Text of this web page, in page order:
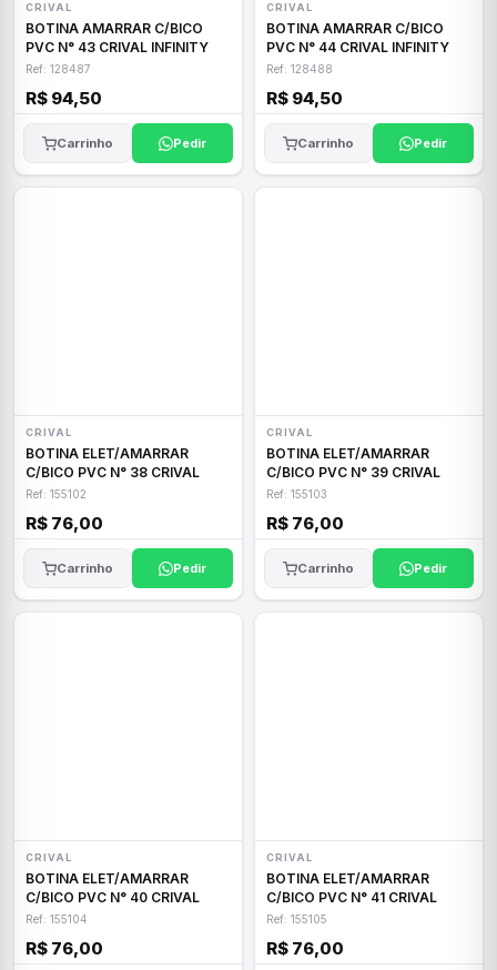
CRIVAL
BOTINA AMARRAR C/BICO
PVC N° 43 CRIVAL INFINITY
Ref: 128487
R$ 94,50
Carrinho Pedir
CRIVAL
BOTINA AMARRAR C/BICO
PVC N° 44 CRIVAL INFINITY
Ref: 128488
R$ 94,50
Carrinho Pedir
CRIVAL
BOTINA ELET/AMARRAR
C/BICO PVC N° 38 CRIVAL
Ref: 155102
R$ 76,00
Carrinho Pedir
CRIVAL
BOTINA ELET/AMARRAR
C/BICO PVC N° 39 CRIVAL
Ref: 155103
R$ 76,00
Carrinho Pedir
CRIVAL
BOTINA ELET/AMARRAR
C/BICO PVC N° 40 CRIVAL
Ref: 155104
R$ 76,00
CRIVAL
BOTINA ELET/AMARRAR
C/BICO PVC N° 41 CRIVAL
Ref: 155105
R$ 76,00